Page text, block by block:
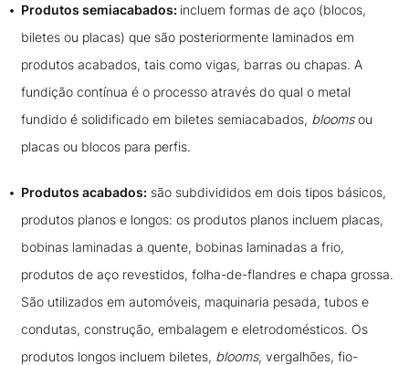
Produtos semiacabados: incluem formas de aço (blocos,
biletes ou placas) que são posteriormente laminados em
produtos acabados, tais como vigas, barras ou chapas. A
fundição contínua é o processo através do qual o metal
fundido é solidificado em biletes semiacabados, bloomsou
placas ou blocos para perfis.
Produtos acabados: são subdivididos em dois tipos básicos,
produtos planos e longos: os produtos planos incluem placas,
bobinas laminadas a quente, bobinas laminadas a frio,
produtos de aço revestidos, folha-de-flandres e chapa grossa.
São utilizados em automóveis, maquinaria pesada, tubos e
condutas, construção, embalagem e eletrodomésticos. Os
produtos longos incluem biletes, blooms, vergalhões, fio-